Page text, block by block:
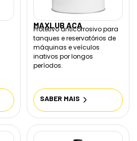
MAXLUB ACA
Protetivo anticorrosivo para
tanques e reservatórios de
máquinas e veículos
inativos por longos
períodos.
SABER MAIS